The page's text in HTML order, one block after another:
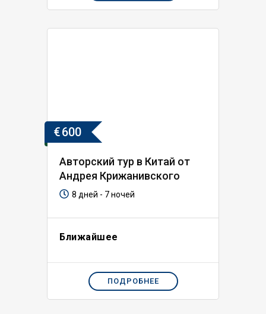
€600
Авторский тур в Китай от
Андрея Крижанивского
8 дней - 7 ночей
Ближайшее
ПОДРОБНЕЕ